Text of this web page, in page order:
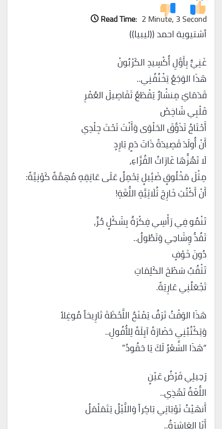
Read Time: 2 Minute, 3 Second
أشتيوية احمد ((ليبيا))
غَنِيٌّ بِأَوَّلِ أُكْسِيدِ الكَرْبُونْ
هَذَا الوَجَعُ يَخْنُقُنِي..
قَدَمَايَ مِنشْارٌ يَقْطَعُ تَفَاصِيلَ العُمْرِ
قَلْبِي شَاخِصْ
أَحْتَاجُ تَذَوُّقَ الحَلْوَى وَأَنْتَ تَحْتَ جِلْدِي
أَنْ أُولَدَ قَصِيدَةً ذَاتَ دَمٍ بَارِدٍ
لَا تَهُزُّهَا غَارَاتُ القُرَّاءِ،
مِثْلَ مَخْلُوقٍ ضَئِيلٍ يَحْمِلُ عَلَى عَاتِقِهِ مُهِمَّةً كَوْنِيَّةً:
أَنْ أَكْتُبَ خَارِجَ ثُلَاثِيَّةِ اللُّغَةِ!
تَنْمُو فِي رَأْسِي فِكْرَةٌ بِشَكْلٍ حُرٍّ،
تَقُدُّ وِشَاحِي وَتَطُولُ..
دُونَ خَوْفٍ
تَثْقُبُ سَطْحَ الكَلِمَاتِ
تَجْعَلُنِي عَارِيَةً.
هَذَا الوَقْتُ تَرَفٌ يَمْنَحُ اللَّحْظَةَ تَارِيخاً مُوغِلاً
وَيَكْتُبُنِي حَضَارَةً آيِلَةً لِلأُفُولِ..
“هَذَا الشِّعْرُ لَكَ يَا حَقُودُ”
رَحِيلِي فَرْضُ عَيْنٍ
اللُّغَةُ تَهْذِي..
أَنهَيْتُ نَوْبَاتِي بَاكِراً وَاللَّيْلُ يَتَمَلْمَلُ
أَنَا العَاشِرَةُ..